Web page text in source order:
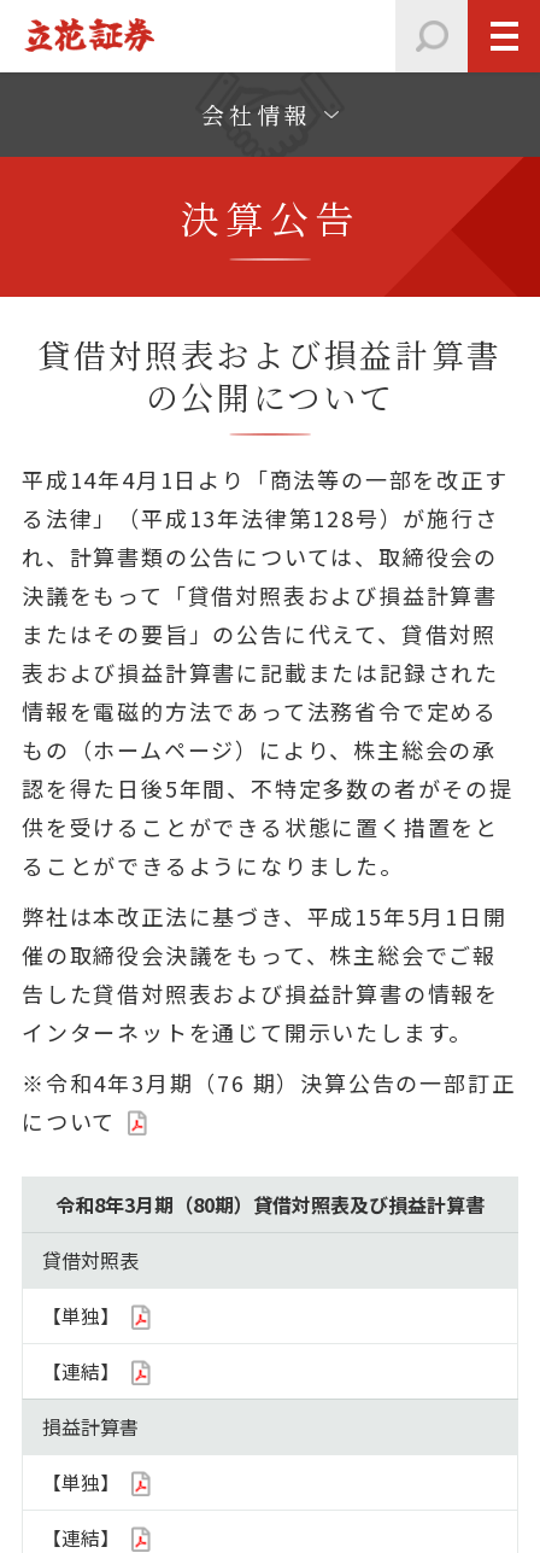
会社情報
決算公告
貸借対照表および損益計算書
の公開について
平成14年4月1日より「商法等の一部を改正す
る法律」（平成13年法律第128号）が施行さ
れ、計算書類の公告については、取締役会の
決議をもって「貸借対照表および損益計算書
またはその要旨」の公告に代えて、貸借対照
表および損益計算書に記載または記録された
情報を電磁的方法であって法務省令で定める
もの（ホームページ）により、株主総会の承
認を得た日後5年間、不特定多数の者がその提
供を受けることができる状態に置く措置をと
ることができるようになりました。
弊社は本改正法に基づき、平成15年5月1日開
催の取締役会決議をもって、株主総会でご報
告した貸借対照表および損益計算書の情報を
インターネットを通じて開示いたします。
※令和4年3月期（76 期）決算公告の一部訂正
について
令和8年3月期（80期）貸借対照表及び損益計算書
貸借対照表
【単独】
【連結】
損益計算書
【単独】
【連結】